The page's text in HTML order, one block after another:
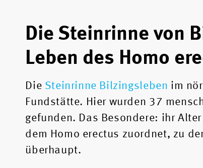
Die Steinrinne von
Leben des Homo
Die Steinrinne Bilzingsleben im
Fundstätte. Hier wurden 37
gefunden. Das Besondere: ihr
dem Homo erectus zuordnet, zu
überhaupt.